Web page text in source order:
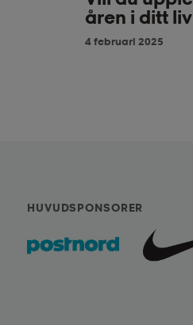
åren i ditt
4 februari 2025
HUVUDSPONSORER